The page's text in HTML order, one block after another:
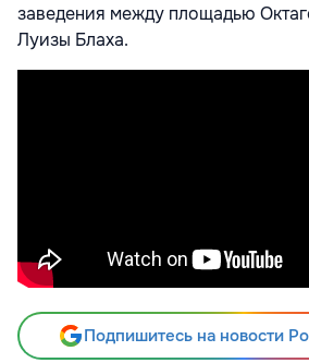
заведения между площадью
Луизы Блаха.
Подпишитесь на новости